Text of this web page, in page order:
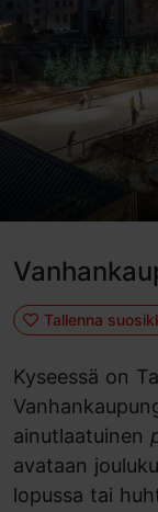
Tallenna
Kyseessä on
ainutlaatuinen
avataan
lopussa tai